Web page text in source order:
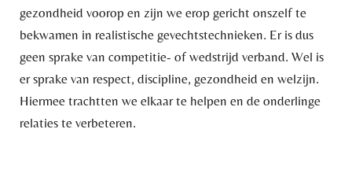
gezondheid voorop en zijn we erop gericht onszelf te
bekwamen in realistische gevechtstechnieken. Er is dus
geen sprake van competitie- of wedstrijd verband. Wel is
er sprake van respect, discipline, gezondheid en welzijn.
Hiermee trachtten we elkaar te helpen en de onderlinge
relaties te verbeteren.